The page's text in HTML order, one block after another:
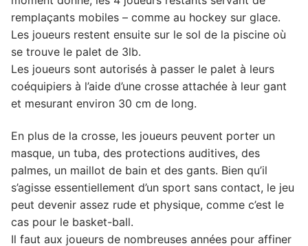
5. Formations des équipes
6. Déroulement du jeu
remplaçants mobiles – comme au hockey sur glace.
Les joueurs restent ensuite sur le sol de la piscine où
se trouve le palet de 3lb.
Les joueurs sont autorisés à passer le palet à leurs
coéquipiers à l’aide d’une crosse attachée à leur gant
et mesurant environ 30 cm de long.
En plus de la crosse, les joueurs peuvent porter un
masque, un tuba, des protections auditives, des
palmes, un maillot de bain et des gants. Bien qu’il
s’agisse essentiellement d’un sport sans contact, le jeu
peut devenir assez rude et physique, comme c’est le
cas pour le basket-ball.
Il faut aux joueurs de nombreuses années pour affiner